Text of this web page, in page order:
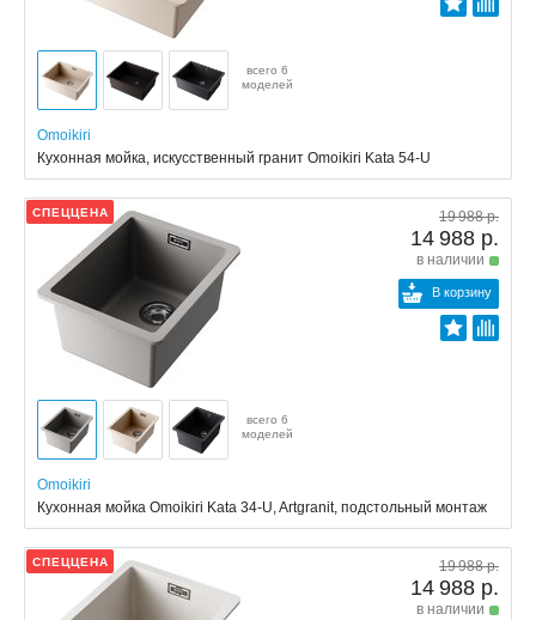
всего 6
моделей
Omoikiri
Кухонная мойка, искусственный гранит Omoikiri Kata 54-U
СПЕЦЦЕНА 19 988 р.
14 988 р.
в наличии
В корзину
всего 6
моделей
Omoikiri
Кухонная мойка Omoikiri Kata 34-U, Artgranit, подстольный монтаж
СПЕЦЦЕНА 19 988 р.
14 988 р.
в наличии